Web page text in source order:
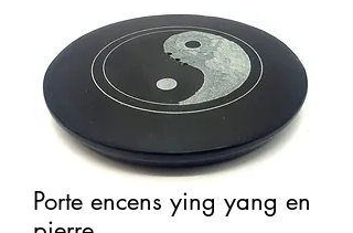
Porte encens ying yang en